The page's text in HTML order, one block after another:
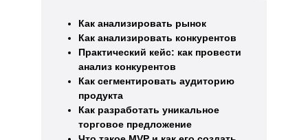
Как анализировать рынок
Как анализировать конкурентов
Практический кейс: как провести
анализ конкурентов
Как сегментировать аудиторию
продукта
Как разработать уникальное
торговое предложение